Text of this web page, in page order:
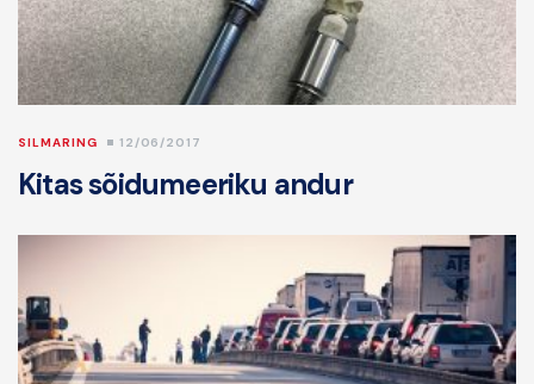
Kitas sõidumeeriku andur
SILMARING 12/06/2017